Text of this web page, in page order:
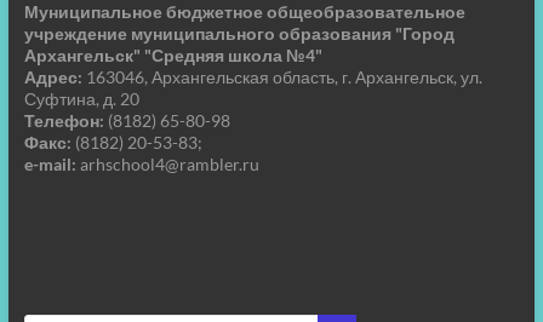
Муниципальное бюджетное общеобразовательное
учреждение муниципального образования "Город
Архангельск" "Средняя школа №4"
Адрес: 163046, Архангельская область, г. Архангельск, ул.
Суфтина, д. 20
Телефон: (8182) 65-80-98
Факс: (8182) 20-53-83;
e-mail: arhschool4@rambler.ru